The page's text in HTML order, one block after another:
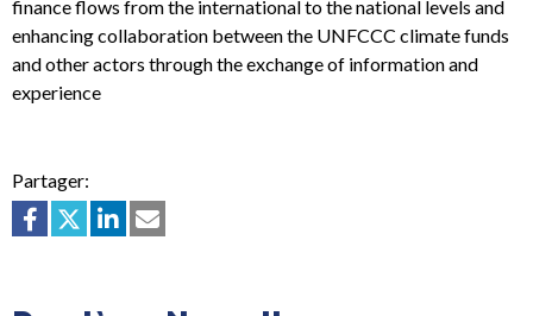
finance flows from the international to the national levels and
enhancing collaboration between the UNFCCC climate funds
and other actors through the exchange of information and
experience
Partager: